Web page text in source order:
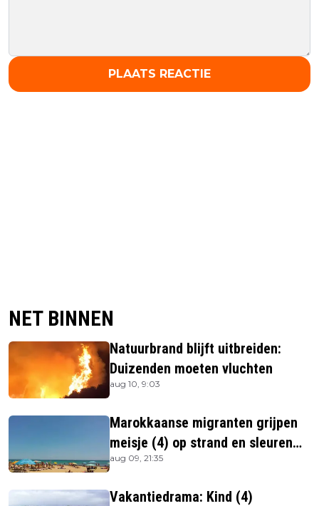
PLAATS REACTIE
NET BINNEN
Natuurbrand blijft uitbreiden:
Duizenden moeten vluchten
aug 10, 9:03
Marokkaanse migranten grijpen
meisje (4) op strand en sleuren
haar in zee
aug 09, 21:35
Vakantiedrama: Kind (4)